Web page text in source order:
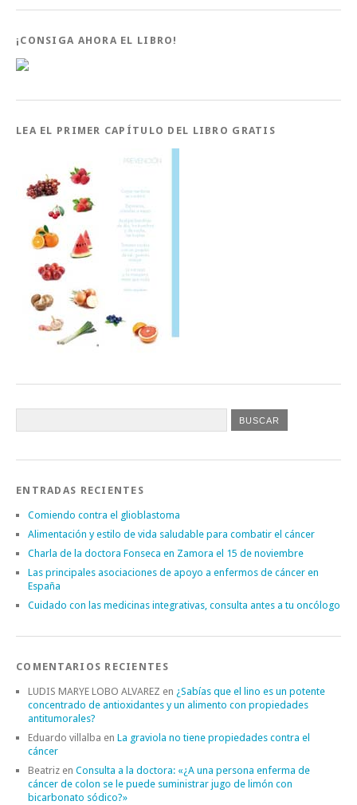
¡CONSIGA AHORA EL LIBRO!
LEA EL PRIMER CAPÍTULO DEL LIBRO GRATIS
ENTRADAS RECIENTES
Comiendo contra el glioblastoma
Alimentación y estilo de vida saludable para combatir el cáncer
Charla de la doctora Fonseca en Zamora el 15 de noviembre
Las principales asociaciones de apoyo a enfermos de cáncer en
España
Cuidado con las medicinas integrativas, consulta antes a tu oncólogo
COMENTARIOS RECIENTES
LUDIS MARYE LOBO ALVAREZ en ¿Sabías que el lino es un potente
concentrado de antioxidantes y un alimento con propiedades
antitumorales?
Eduardo villalba en La graviola no tiene propiedades contra el
cáncer
Beatriz en Consulta a la doctora: «¿A una persona enferma de
cáncer de colon se le puede suministrar jugo de limón con
bicarbonato sódico?»